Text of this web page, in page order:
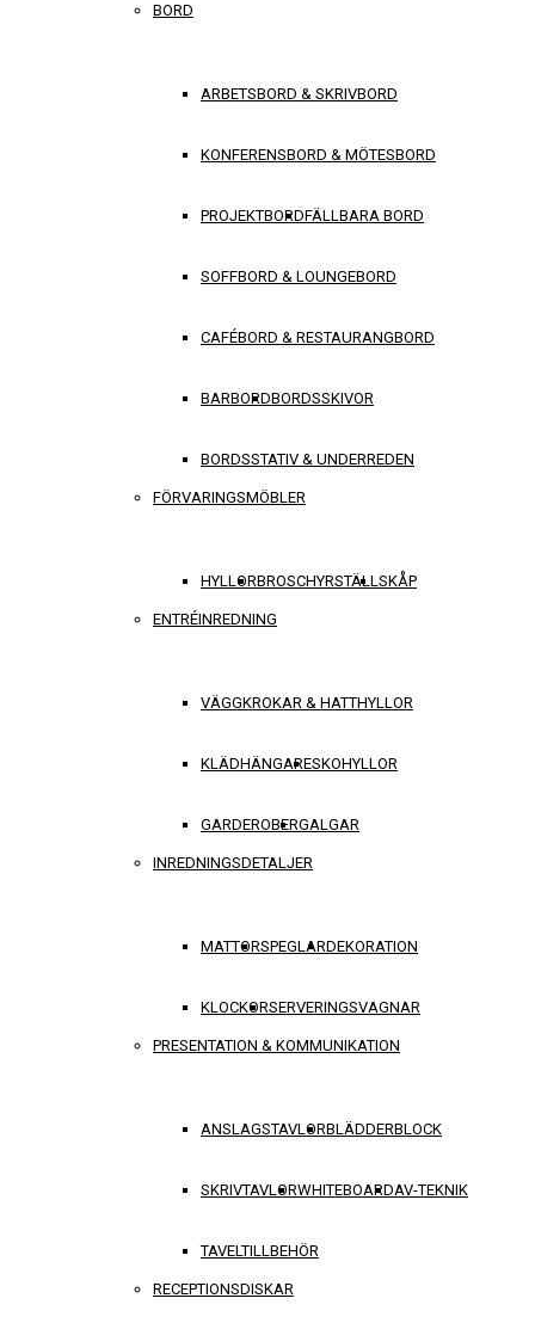
BORD
ARBETSBORD & SKRIVBORD
KONFERENSBORD & MÖTESBORD
PROJEKTBORDFÄLLBARA BORD
SOFFBORD & LOUNGEBORD
CAFÉBORD & RESTAURANGBORD
BARBORDBORDSSKIVOR
BORDSSTATIV & UNDERREDEN
FÖRVARINGSMÖBLER
HYLLORBROSCHYRSTÄLLSKÅP
ENTRÉINREDNING
VÄGGKROKAR & HATTHYLLOR
KLÄDHÄNGARESKOHYLLOR
GARDEROBERGALGAR
INREDNINGSDETALJER
MATTORSPEGLARDEKORATION
KLOCKORSERVERINGSVAGNAR
PRESENTATION & KOMMUNIKATION
ANSLAGSTAVLORBLÄDDERBLOCK
SKRIVTAVLORWHITEBOARDAV-TEKNIK
TAVELTILLBEHÖR
RECEPTIONSDISKAR